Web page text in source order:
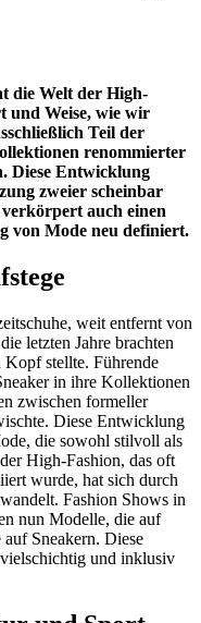
die Welt der High-
und Weise, wie wir
Teil der
renommierter
Diese Entwicklung
zweier scheinbar
auch einen
von Mode neu definiert.
weit entfernt von
letzten Jahre brachten
stellte. Führende
in ihre Kollektionen
zwischen formeller
Diese Entwicklung
die sowohl stilvoll als
High-Fashion, das oft
wurde, hat sich durch
Fashion Shows in
nun Modelle, die auf
Sneakern. Diese
und inklusiv